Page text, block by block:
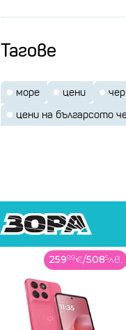
Тагове
море цени
цени на българсото
25999€/5085лв.